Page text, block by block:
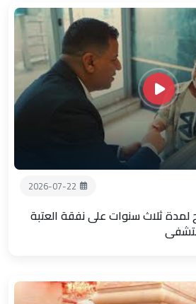
2026-07-22
ثلاث سنوات على نفقة العتبة